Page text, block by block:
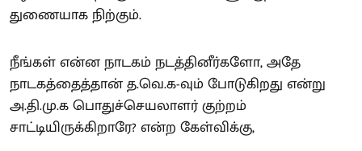
துணையாக நிற்கும்.
நீங்கள் என்ன நாடகம் நடத்தினீர்களோ, அதே
நாடகத்தைத்தான் த.வெ.க-வும் போடுகிறது என்று
அ.தி.மு.க பொதுச்செயலாளர் குற்றம்
சாட்டியிருக்கிறாரே? என்ற கேள்விக்கு,